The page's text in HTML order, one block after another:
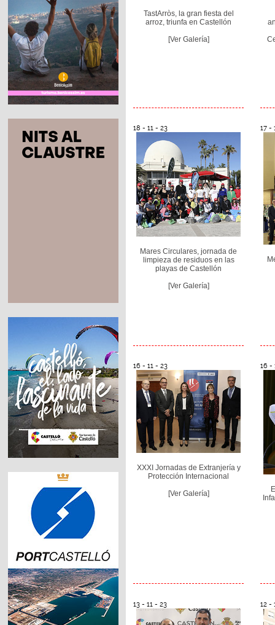
TastArròs, la gran fiesta del
arroz, triunfa en Castellón
[Ver Galería]
18 - 11 - 23
Mares Circulares, jornada de
limpieza de residuos en las
playas de Castellón
[Ver Galería]
17 -
16 - 11 - 23
XXXI Jornadas de Extranjería y
Protección Internacional
[Ver Galería]
16 -
13 - 11 - 23 12 -